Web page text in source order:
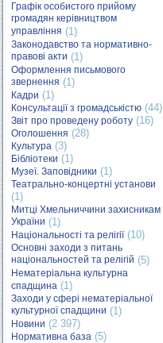
Графік особистого прийому
громадян керівництвом
управління (1)
Законодавство та нормативно-
правові акти (1)
Оформлення письмового
звернення (1)
Кадри (1)
Консультації з громадськістю (44)
Звіт про проведену роботу (16)
Оголошення (28)
Культура (3)
Бібліотеки (1)
Музеї. Заповідники (1)
Театрально-концертні установи
(1)
Митці Хмельниччини захисникам
України (1)
Національності та релігії(10)
Основні заходи з питань
національностей та релігій (5)
Нематеріальна культурна
спадщина (1)
Заходи у сфері нематеріальної
культурної спадщини (1)
Новини (2 397)
Нормативна база (5)